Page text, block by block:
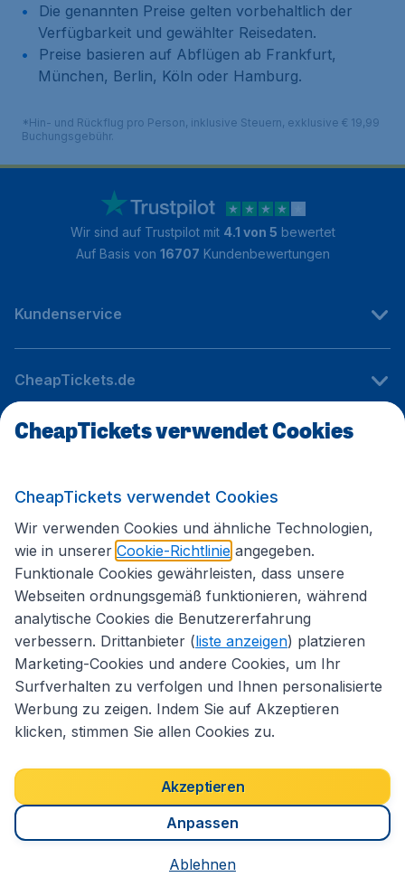
Die genannten Preise gelten vorbehaltlich der
Verfügbarkeit und gewählter Reisedaten.
Preise basieren auf Abflügen ab Frankfurt,
München, Berlin, Köln oder Hamburg.
*Hin- und Rückflug pro Person, inklusive Steuern, exklusive € 19,99
Buchungsgebühr.
Wir sind auf Trustpilot mit 4.1 von 5 bewertet
Auf Basis von 16707 Kundenbewertungen
Kundenservice
CheapTickets.de
Internationale Webseiten
Folgen Sie uns:
Allgemeine Geschäftsbedingungen
Cookies
Copyright © 2026
CheapTickets verwendet Cookies
CheapTickets verwendet Cookies
Wir verwenden Cookies und ähnliche Technologien,
wie in unserer Cookie-Richtlinie angegeben.
Funktionale Cookies gewährleisten, dass unsere
Webseiten ordnungsgemäß funktionieren, während
analytische Cookies die Benutzererfahrung
verbessern. Drittanbieter (liste anzeigen) platzieren
Marketing-Cookies und andere Cookies, um Ihr
Surfverhalten zu verfolgen und Ihnen personalisierte
Werbung zu zeigen. Indem Sie auf Akzeptieren
klicken, stimmen Sie allen Cookies zu.
Akzeptieren
Anpassen
Ablehnen